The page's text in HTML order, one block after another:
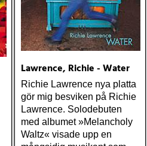
Lawrence, Richie - Water
Richie Lawrence nya platta
gör mig besviken på Richie
Lawrence. Solodebuten
med albumet »Melancholy
Waltz« visade upp en